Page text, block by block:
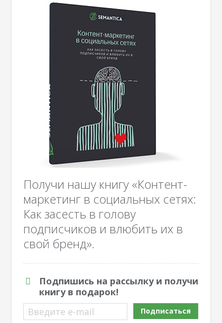
Получи нашу книгу «Контент-
маркетинг в социальных сетях:
Как засесть в голову
подписчиков и влюбить их в
свой бренд».
Подпишись на рассылку и получи
книгу в подарок!
Введите e-mail
Подписаться